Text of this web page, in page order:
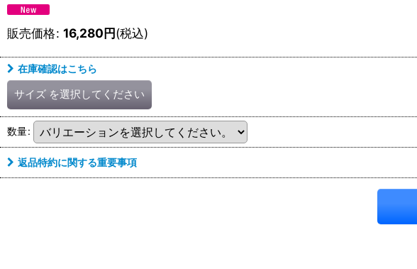
販売価格: 16,280円(税込)
在庫確認はこちら
サイズ を選択してください
数量:
返品特約に関する重要事項